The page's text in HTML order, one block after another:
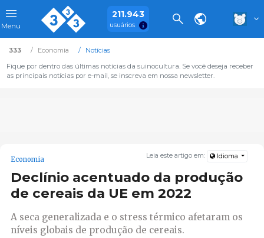
Menu
211.943
usuários
333 Economia
Notícias
Fique por dentro das últimas notícias da suinocultura. Se você deseja receber
as principais notícias por e-mail, se inscreva em nossa newsletter.
Leia este artigo em: Idioma
Economia
Declínio acentuado da produção
de cereais da UE em 2022
A seca generalizada e o stress térmico afetaram os
níveis globais de produção de cereais.